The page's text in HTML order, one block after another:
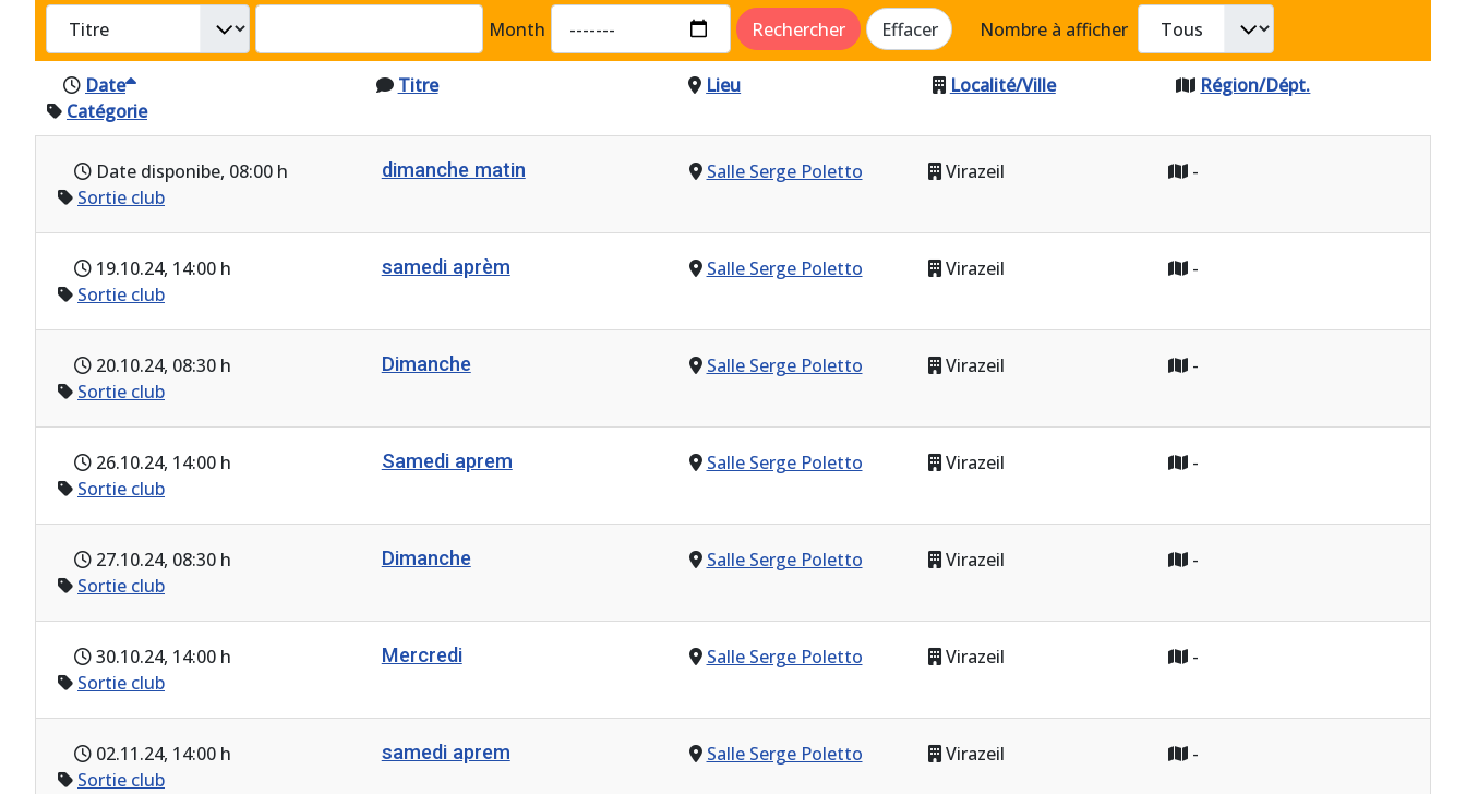
Month Rechercher Effacer Nombre à afficher
Date Titre Lieu Localité/Ville
Région/Dépt.
Catégorie
Date disponibe, 08:00 h dimanche matin Salle Serge Poletto Virazeil
-
Sortie club
19.10.24, 14:00 h samedi aprèm Salle Serge Poletto Virazeil
-
Sortie club
20.10.24, 08:30 h Dimanche Salle Serge Poletto Virazeil
-
Sortie club
26.10.24, 14:00 h Samedi aprem Salle Serge Poletto Virazeil
-
Sortie club
27.10.24, 08:30 h Dimanche Salle Serge Poletto Virazeil
-
Sortie club
30.10.24, 14:00 h Mercredi Salle Serge Poletto Virazeil
-
Sortie club
02.11.24, 14:00 h samedi aprem Salle Serge Poletto Virazeil
-
Sortie club